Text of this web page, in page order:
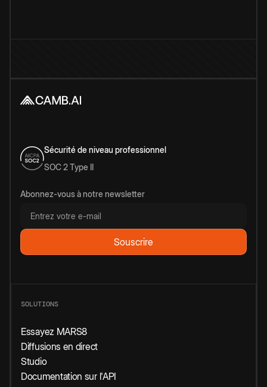
Sécurité de niveau professionnel
SOC 2 Type II
Abonnez-vous à notre newsletter
SOLUTIONS
Essayez MARS8
Diffusions en direct
Studio
Documentation sur l'API